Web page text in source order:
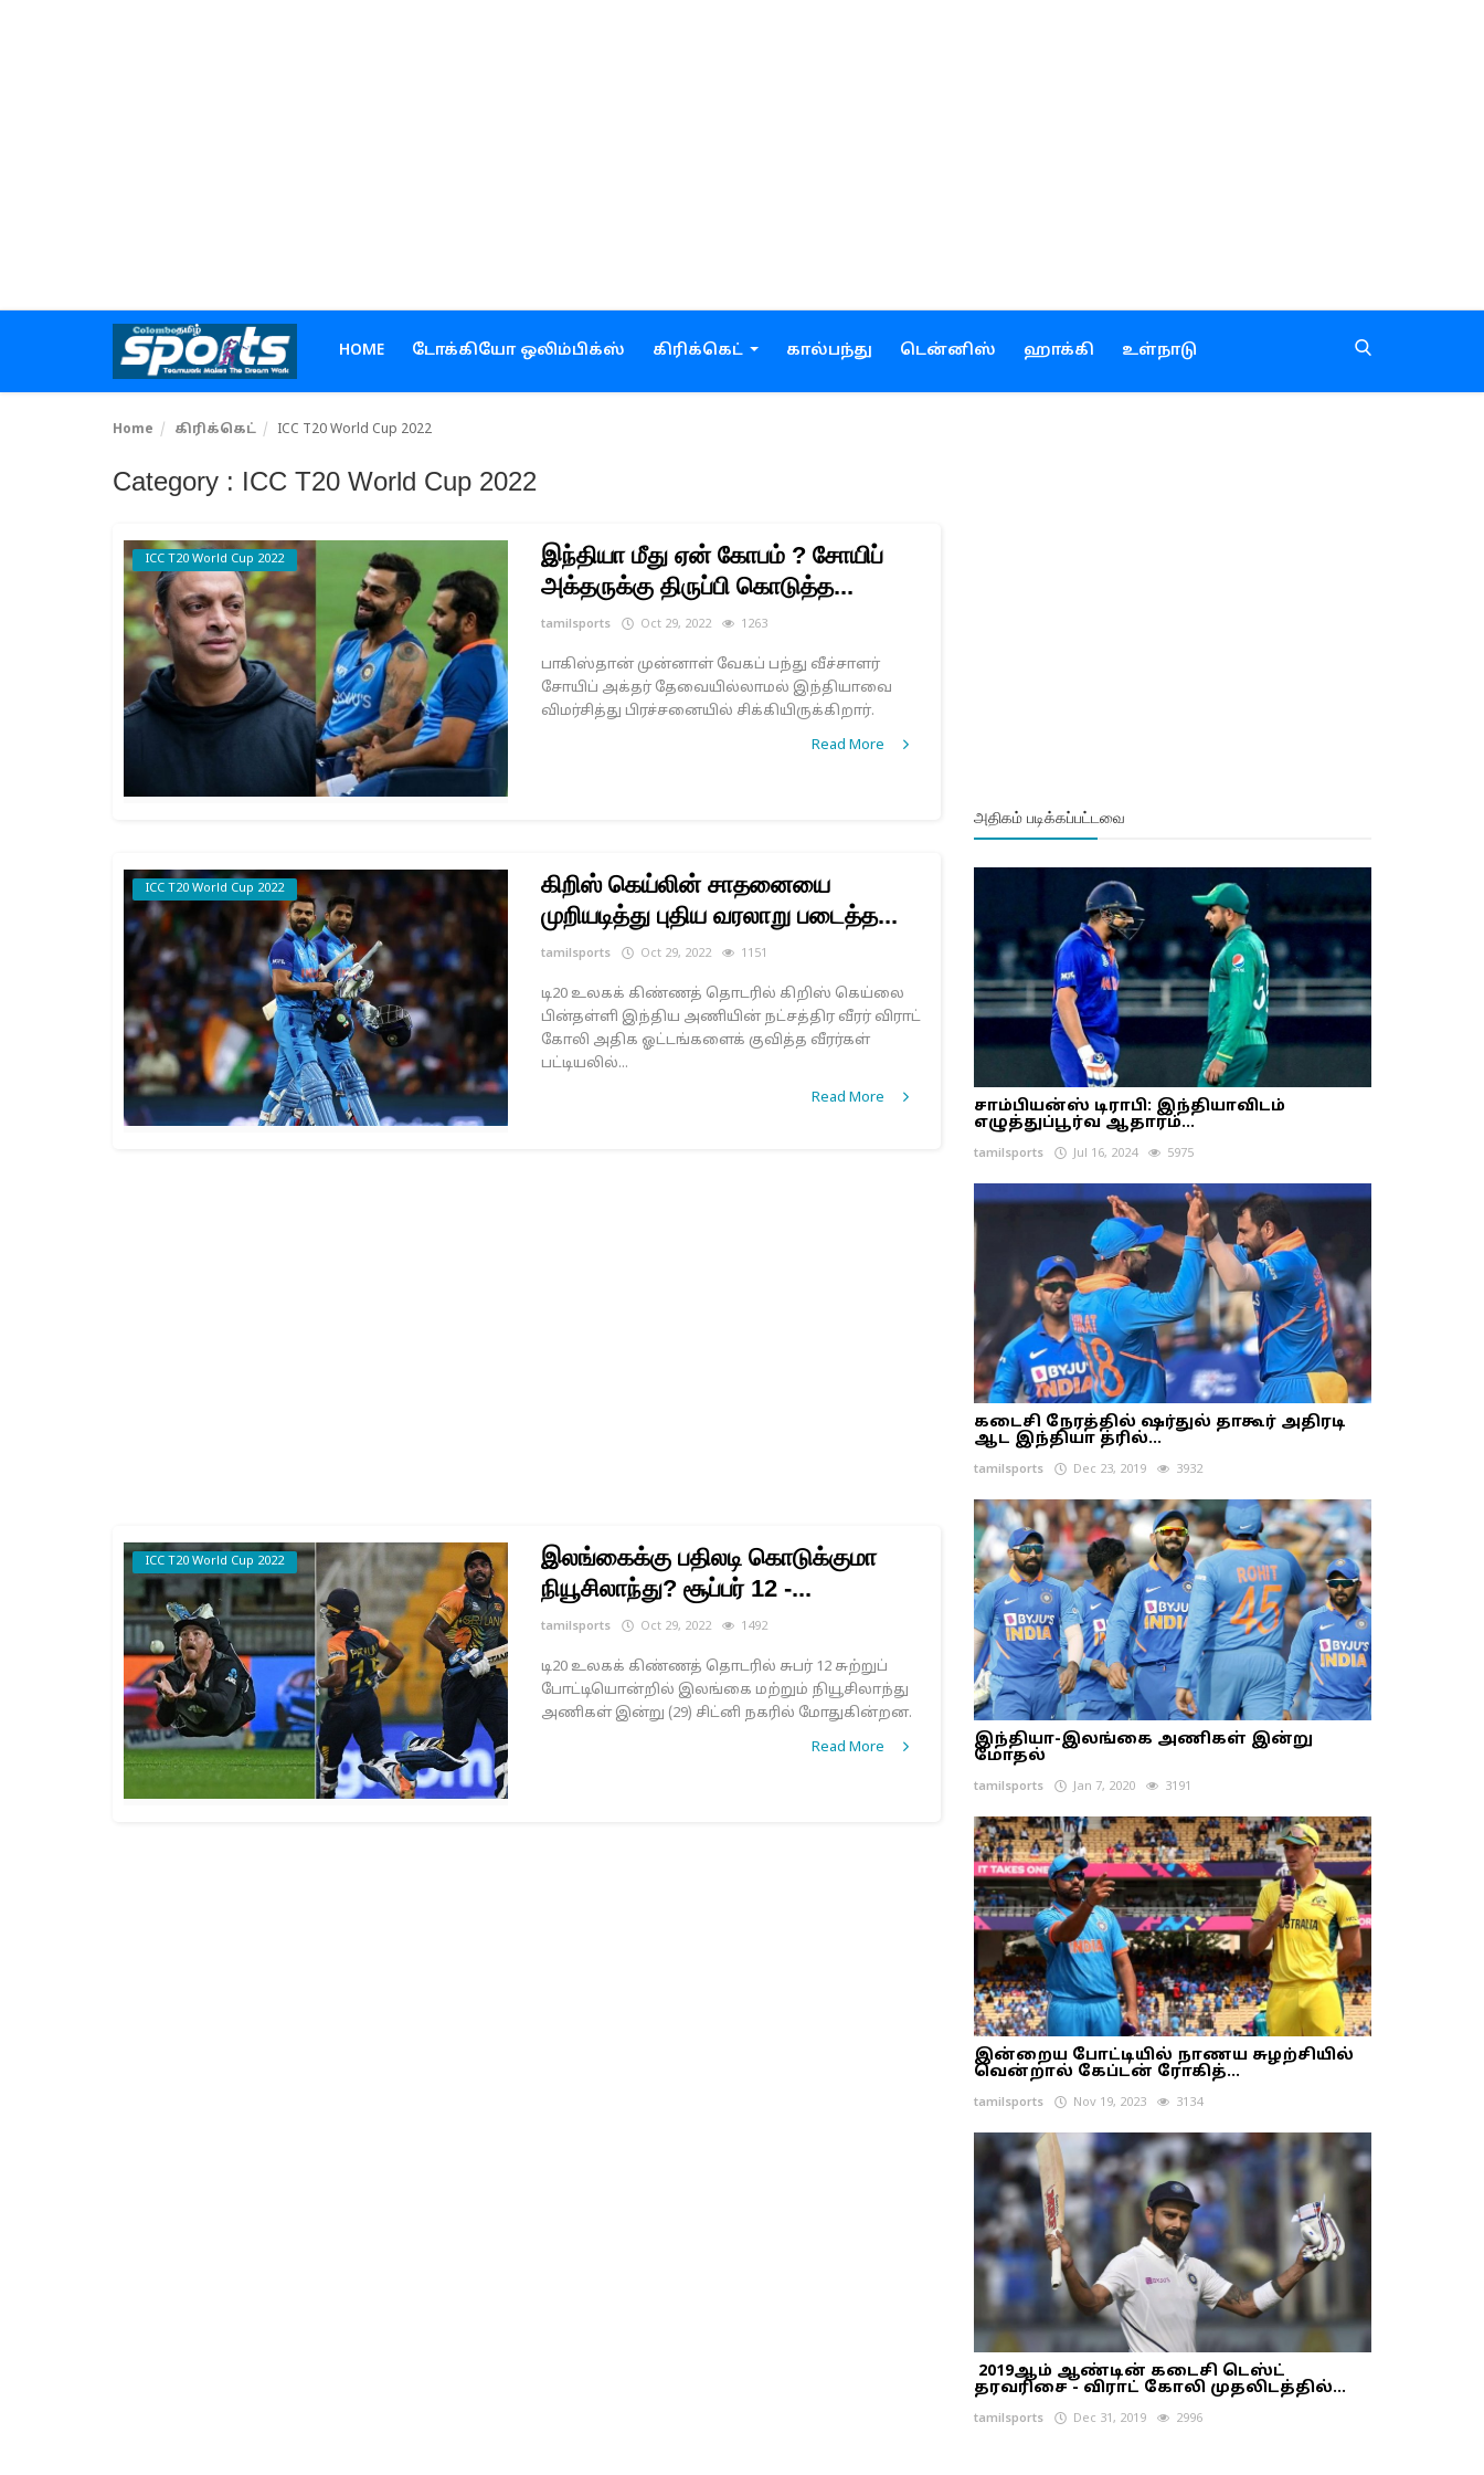
HOME டோக்கியோ ஒலிம்பிக்ஸ் கிரிக்கெட் கால்பந்து டென்னிஸ் ஹாக்கி உள்நாடு
ஹாக்கி
Home கிரிக்கெட் ICC T20 World Cup 2022
Category : ICC T20 World Cup 2022
ICC T20 World Cup 2022
இந்தியா மீது ஏன் கோபம் ? சோயிப்
அக்தருக்கு திருப்பி கொடுத்த...
tamilsports Oct 29, 2022 1263
பாகிஸ்தான் முன்னாள் வேகப் பந்து வீச்சாளர்
சோயிப் அக்தர் தேவையில்லாமல் இந்தியாவை
விமர்சித்து பிரச்சனையில் சிக்கியிருக்கிறார்.
Read More
ICC T20 World Cup 2022
கிறிஸ் கெய்லின் சாதனையை
முறியடித்து புதிய வரலாறு படைத்த...
tamilsports Oct 29, 2022 1151
டி20 உலகக் கிண்ணத் தொடரில் கிறிஸ் கெய்லை
பின்தள்ளி இந்திய அணியின் நட்சத்திர வீரர் விராட்
கோலி அதிக ஓட்டங்களைக் குவித்த வீரர்கள்
பட்டியலில்...
Read More
ICC T20 World Cup 2022
இலங்கைக்கு பதிலடி கொடுக்குமா
நியூசிலாந்து? சூப்பர் 12 -...
tamilsports Oct 29, 2022 1492
டி20 உலகக் கிண்ணத் தொடரில் சுபர் 12 சுற்றுப்
போட்டியொன்றில் இலங்கை மற்றும் நியூசிலாந்து
அணிகள் இன்று (29) சிட்னி நகரில் மோதுகின்றன.
Read More
அதிகம் படிக்கப்பட்டவை
சாம்பியன்ஸ் டிராபி: இந்தியாவிடம்
எழுத்துப்பூர்வ ஆதாரம்...
tamilsports Jul 16, 2024 5975
கடைசி நேரத்தில் ஷர்துல் தாகூர் அதிரடி
ஆட இந்தியா த்ரில்...
tamilsports Dec 23, 2019 3932
இந்தியா-இலங்கை அணிகள் இன்று
மோதல்
tamilsports Jan 7, 2020 3191
இன்றைய போட்டியில் நாணய சுழற்சியில்
வென்றால் கேப்டன் ரோகித்...
tamilsports Nov 19, 2023 3134
2019ஆம் ஆண்டின் கடைசி டெஸ்ட்
தரவரிசை - விராட் கோலி முதலிடத்தில்...
tamilsports Dec 31, 2019 2996